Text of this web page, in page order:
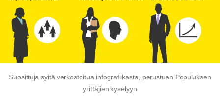
Suosittuja syitä verkostoitua infografiikasta, perustuen Populuksen
yrittäjien kyselyyn